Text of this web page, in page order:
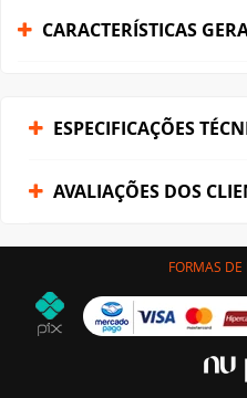
CARACTERÍSTICAS
ESPECIFICAÇÕES
AVALIAÇÕES DOS
FORMAS